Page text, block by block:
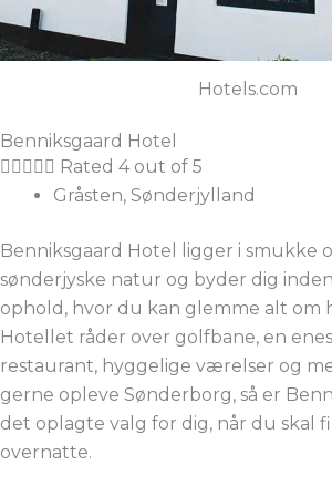
Hotels.com
Benniksgaard Hotel
     Rated 4 out of 5
Gråsten, Sønderjylland
Benniksgaard Hotel ligger i smukke
sønderjyske natur og byder dig
ophold, hvor du kan glemme alt om
Hotellet råder over golfbane, en
restaurant, hyggelige værelser og
gerne opleve Sønderborg, så er
det oplagte valg for dig, når du skal
overnatte.